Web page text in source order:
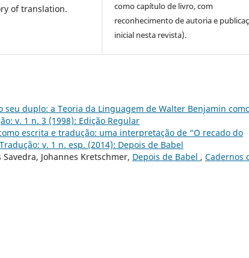
of translation.
como capítulo de livro, com
reconhecimento de autoria e
inicial nesta revista).
duplo: a Teoria da Linguagem de Walter Benjamin
v. 1 n. 3 (1998): Edição Regular
escrita e tradução: uma interpretação de “O recado do
v. 1 n. esp. (2014): Depois de Babel
Johannes Kretschmer, Depois de Babel , Cadernos